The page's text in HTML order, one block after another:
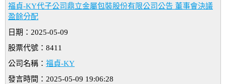
福貞-KY代子公司鼎立金屬包裝股份有限公司公告 董事會決議
盈餘分配
日期：2025-05-09
股票代號：8411
公司名稱： 福貞-KY
發言時間：2025-05-09 19:06:28